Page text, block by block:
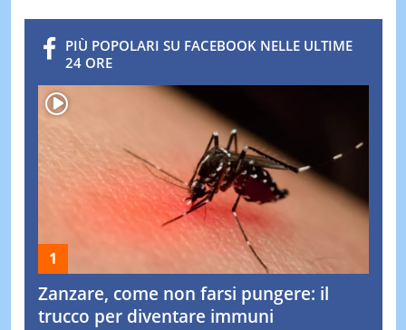
PIÙ POPOLARI SU FACEBOOK NELLE ULTIME
24 ORE
Zanzare, come non farsi pungere: il
trucco per diventare immuni